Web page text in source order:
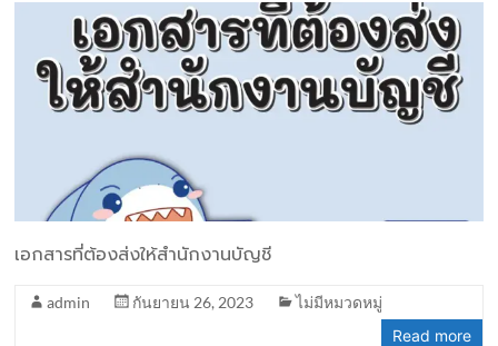
เอกสารที่ต้องส่งให้สำนักงานบัญชี
admin กันยายน 26, 2023
ไม่มีหมวดหมู่
Read more